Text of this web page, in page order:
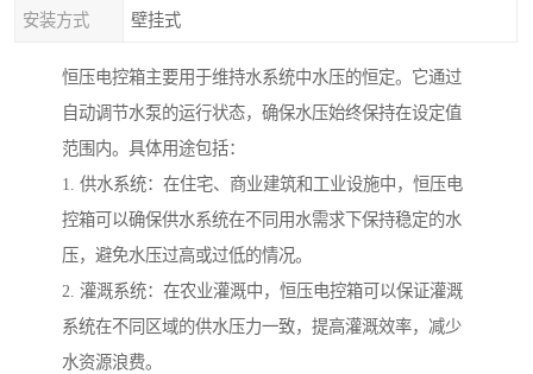
安装方式 壁挂式
恒压电控箱主要用于维持水系统中水压的恒定。它通过
自动调节水泵的运行状态，确保水压始终保持在设定值
范围内。具体用途包括：
1. 供水系统：在住宅、商业建筑和工业设施中，恒压电
控箱可以确保供水系统在不同用水需求下保持稳定的水
压，避免水压过高或过低的情况。
2. 灌溉系统：在农业灌溉中，恒压电控箱可以保证灌溉
系统在不同区域的供水压力一致，提高灌溉效率，减少
水资源浪费。